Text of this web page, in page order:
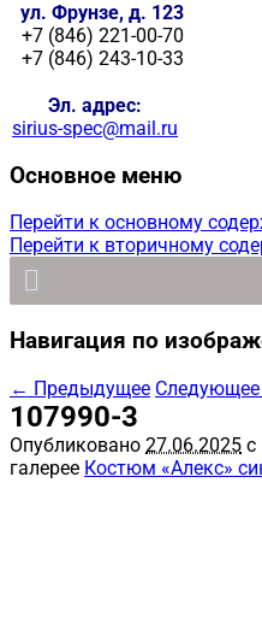
ул. Фрунзе, д. 123
+7 (846) 221-00-70
+7 (846) 243-10-33
Эл. адрес:
sirius-spec@mail.ru
Основное меню
Перейти к основному
Перейти к вторичному
Навигация по
← Предыдущее
107990-3
Опубликовано 27.06.2025 с
галерее Костюм «Алекс»